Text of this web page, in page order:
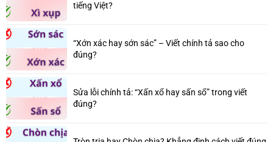
tiếng Việt?
“Xớn xác hay sớn sác” – Viết chính tả sao cho
đúng?
Sửa lỗi chính tả: “Xấn xổ hay sấn sổ” trong viết
đúng?